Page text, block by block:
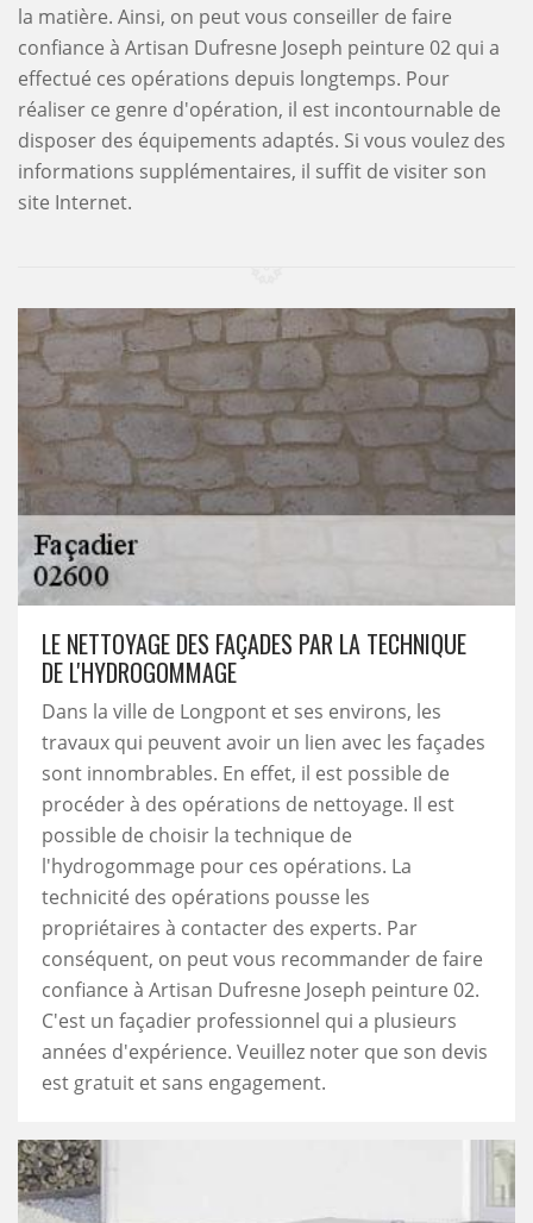
la matière. Ainsi, on peut vous conseiller de faire
confiance à Artisan Dufresne Joseph peinture 02 qui a
effectué ces opérations depuis longtemps. Pour
réaliser ce genre d'opération, il est incontournable de
disposer des équipements adaptés. Si vous voulez des
informations supplémentaires, il suffit de visiter son
site Internet.
LE NETTOYAGE DES FAÇADES PAR LA TECHNIQUE
DE L'HYDROGOMMAGE
Dans la ville de Longpont et ses environs, les
travaux qui peuvent avoir un lien avec les façades
sont innombrables. En effet, il est possible de
procéder à des opérations de nettoyage. Il est
possible de choisir la technique de
l'hydrogommage pour ces opérations. La
technicité des opérations pousse les
propriétaires à contacter des experts. Par
conséquent, on peut vous recommander de faire
confiance à Artisan Dufresne Joseph peinture 02.
C'est un façadier professionnel qui a plusieurs
années d'expérience. Veuillez noter que son devis
est gratuit et sans engagement.